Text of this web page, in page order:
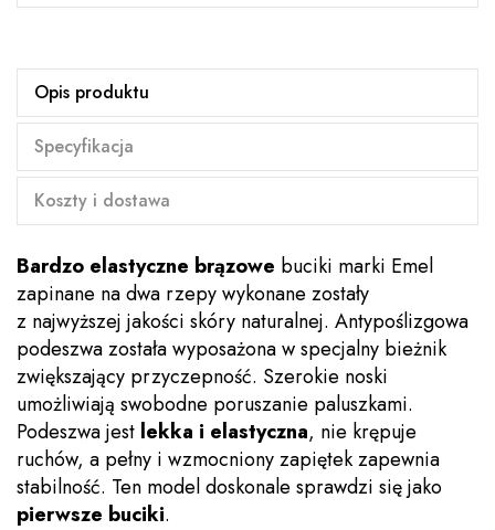
Opis produktu
Specyfikacja
Koszty i dostawa
Bardzo elastyczne brązowe buciki marki Emel
zapinane na dwa rzepy wykonane zostały
z najwyższej jakości skóry naturalnej. Antypoślizgowa
podeszwa została wyposażona w specjalny bieżnik
zwiększający przyczepność. Szerokie noski
umożliwiają swobodne poruszanie paluszkami.
Podeszwa jest lekka i elastyczna, nie krępuje
ruchów, a pełny i wzmocniony zapiętek zapewnia
stabilność. Ten model doskonale sprawdzi się jako
pierwsze buciki.